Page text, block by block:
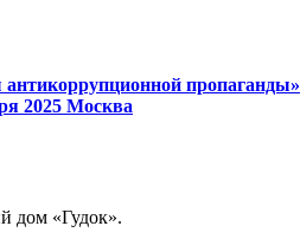
пропаганды»
2025 Москва
дом «Гудок».